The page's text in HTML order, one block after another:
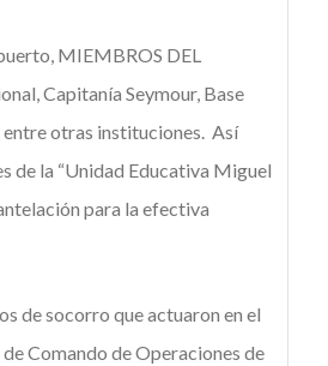
MIEMBROS DEL
Capitanía Seymour, Base
entre otras instituciones. Así
de la “Unidad Educativa Miguel
para la efectiva
de socorro que actuaron en el
Comando de Operaciones de